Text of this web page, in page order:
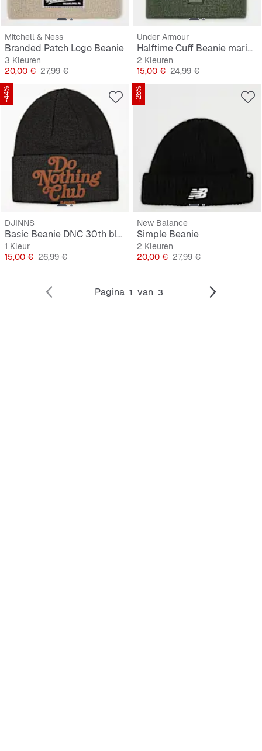
Mitchell & Ness
Branded Patch Logo Beanie
3 Kleuren
Prijs
20,00 € Originele Prijs
27,99 €
Under Armour
Halftime Cuff Beanie marine OD
2 Kleuren
Prijs
15,00 € Originele Prijs
24,99 €
-44%
DJINNS
Basic Beanie DNC 30th black
1 Kleur
Prijs
15,00 € Originele Prijs
26,99 €
-28%
New Balance
Simple Beanie
2 Kleuren
Prijs
20,00 € Originele Prijs
27,99 €
Pagina 1 van 3